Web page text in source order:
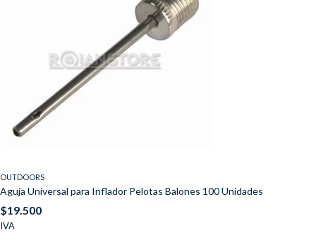
OUTDOORS
Aguja Universal para Inflador Pelotas Balones 100 Unidades
$19.500
IVA